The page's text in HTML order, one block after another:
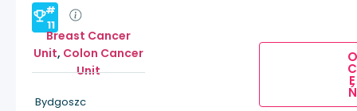
#
11
Breast Cancer
Unit, Colon Cancer
Unit
Bydgoszc
O
C
E
Ń